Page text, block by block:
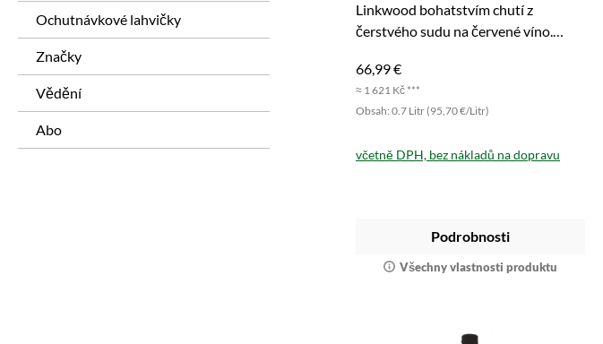
Ochutnávkové lahvičky
Značky
Vědění
Abo
Linkwood bohatstvím chutí z
čerstvého sudu na červené víno.
66,99 €
≈ 1 621 Kč ***
Obsah: 0.7 Litr (95,70 €/Litr)
včetně DPH, bez nákladů na dopravu
Podrobnosti
Všechny vlastnosti produktu